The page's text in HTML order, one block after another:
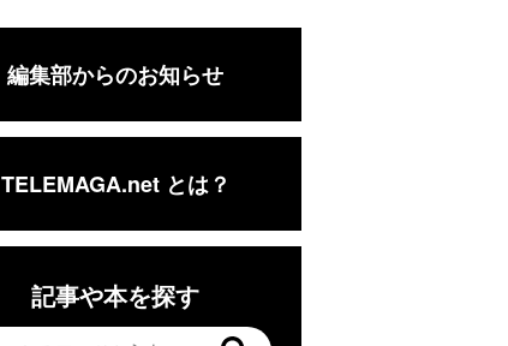
編集部からのお知らせ
TELEMAGA.net とは？
記事や本を探す